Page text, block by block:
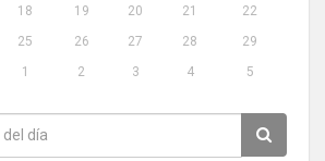
18 19 20 21
22
25 26 27 28
29
1 2 3 4 5